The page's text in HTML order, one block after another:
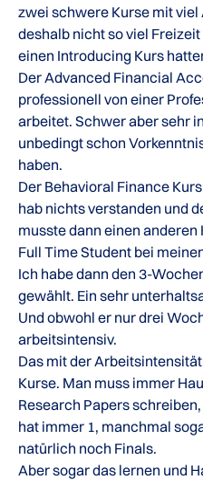
zwei schwere Kurse mit
deshalb nicht so viel
einen Introducing Kurs
Der Advanced Financial
professionell von einer
arbeitet. Schwer aber sehr
unbedingt schon
haben.
Der Behavioral Finance
hab nichts verstanden und
musste dann einen
Full Time Student bei
Ich habe dann den 3-
gewählt. Ein sehr
Und obwohl er nur drei
arbeitsintensiv.
Das mit der
Kurse. Man muss immer
Research Papers
hat immer 1, manchmal
natürlich noch Finals.
Aber sogar das lernen und